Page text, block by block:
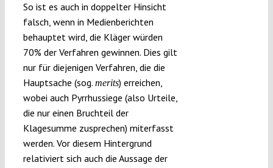
So ist es auch in doppelter Hinsicht
falsch, wenn in Medienberichten
behauptet wird, die Kläger würden
70% der Verfahren gewinnen. Dies gilt
nur für diejenigen Verfahren, die die
Hauptsache (sog. merits) erreichen,
wobei auch Pyrrhussiege (also Urteile,
die nur einen Bruchteil der
Klagesumme zusprechen) miterfasst
werden. Vor diesem Hintergrund
relativiert sich auch die Aussage der